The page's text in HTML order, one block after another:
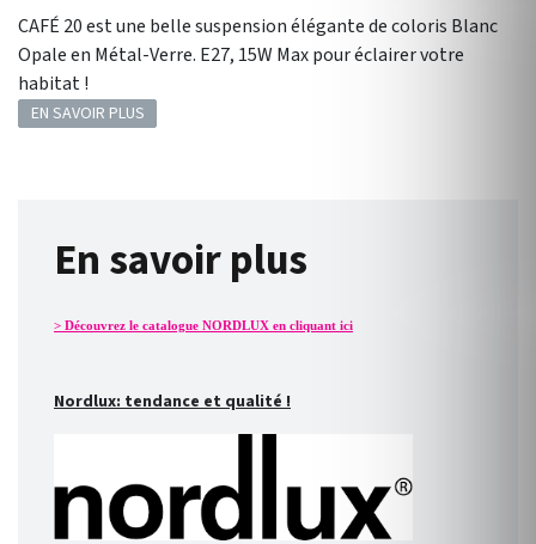
CAFÉ 20 est une belle suspension élégante de coloris Blanc
Opale en Métal-Verre. E27, 15W Max pour éclairer votre
habitat !
EN SAVOIR PLUS
En savoir plus
> Découvrez le catalogue NORDLUX en cliquant ici
Nordlux: tendance et qualité !